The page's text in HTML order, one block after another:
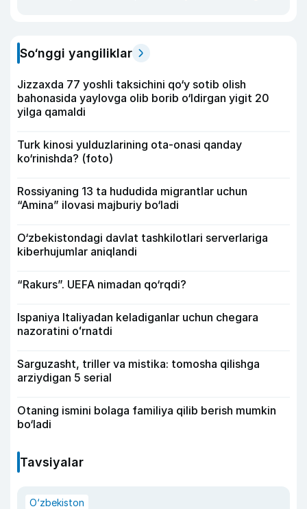
So‘nggi yangiliklar
Jizzaxda 77 yoshli taksichini qo‘y sotib olish
bahonasida yaylovga olib borib o‘ldirgan yigit 20
yilga qamaldi
Turk kinosi yulduzlarining ota-onasi qanday
ko‘rinishda? (foto)
Rossiyaning 13 ta hududida migrantlar uchun
“Amina” ilovasi majburiy bo‘ladi
O‘zbekistondagi davlat tashkilotlari serverlariga
kiberhujumlar aniqlandi
“Rakurs”. UEFA nimadan qo‘rqdi?
Ispaniya Italiyadan keladiganlar uchun chegara
nazoratini oʻrnatdi
Sarguzasht, triller va mistika: tomosha qilishga
arziydigan 5 serial
Otaning ismini bolaga familiya qilib berish mumkin
bo‘ladi
Tavsiyalar
O‘zbekiston